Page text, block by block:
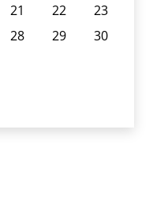
21 22
23
28 29
30